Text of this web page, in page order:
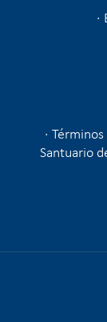
Santuario